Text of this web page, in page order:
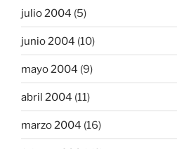
julio 2004 (5)
junio 2004 (10)
mayo 2004 (9)
abril 2004 (11)
marzo 2004 (16)